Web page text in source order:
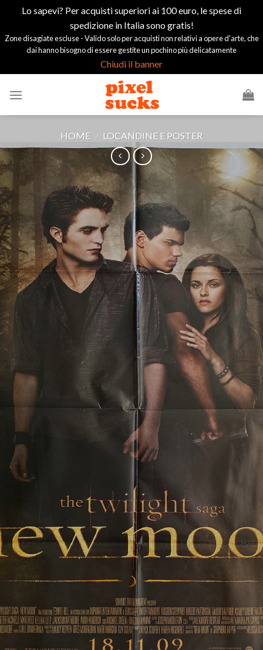
Lo sapevi? Per acquisti superiori ai 100 euro, le spese di
spedizione in Italia sono gratis!
Zone disagiate escluse - Valido solo per acquisti non relativi a opere d'arte, che
dai hanno bisogno di essere gestite un pochino più delicatamente
Chiudi il banner
HOME / LOCANDINE E POSTER